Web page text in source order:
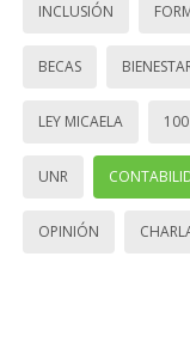
INCLUSIÓN
BECAS
LEY MICAELA
UNR
OPINIÓN